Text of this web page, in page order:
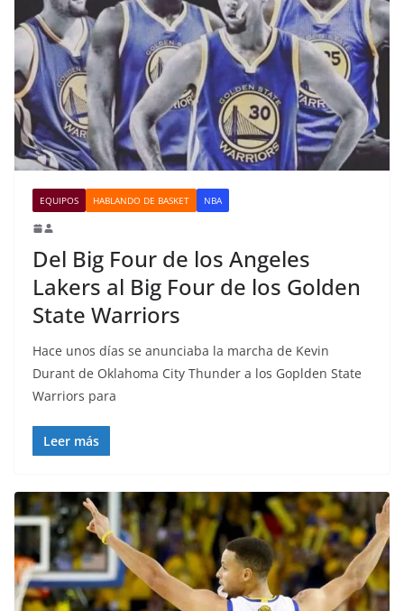
EQUIPOS HABLANDO DE BASKET NBA
Del Big Four de los Angeles
Lakers al Big Four de los Golden
State Warriors
Hace unos días se anunciaba la marcha de Kevin
Durant de Oklahoma City Thunder a los Goplden State
Warriors para
Leer más